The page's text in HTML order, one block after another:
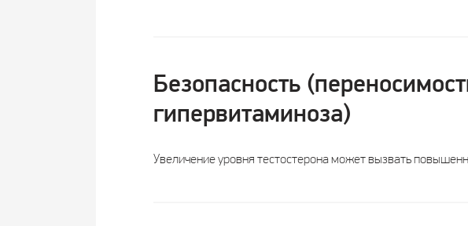
Безопасность
гипервитаминоза)
Увеличение уровня тестостерона может вызвать